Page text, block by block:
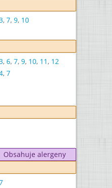
, 7, 9, 10
, 6, 7, 9, 10, 11, 12
, 7
Obsahuje alergeny